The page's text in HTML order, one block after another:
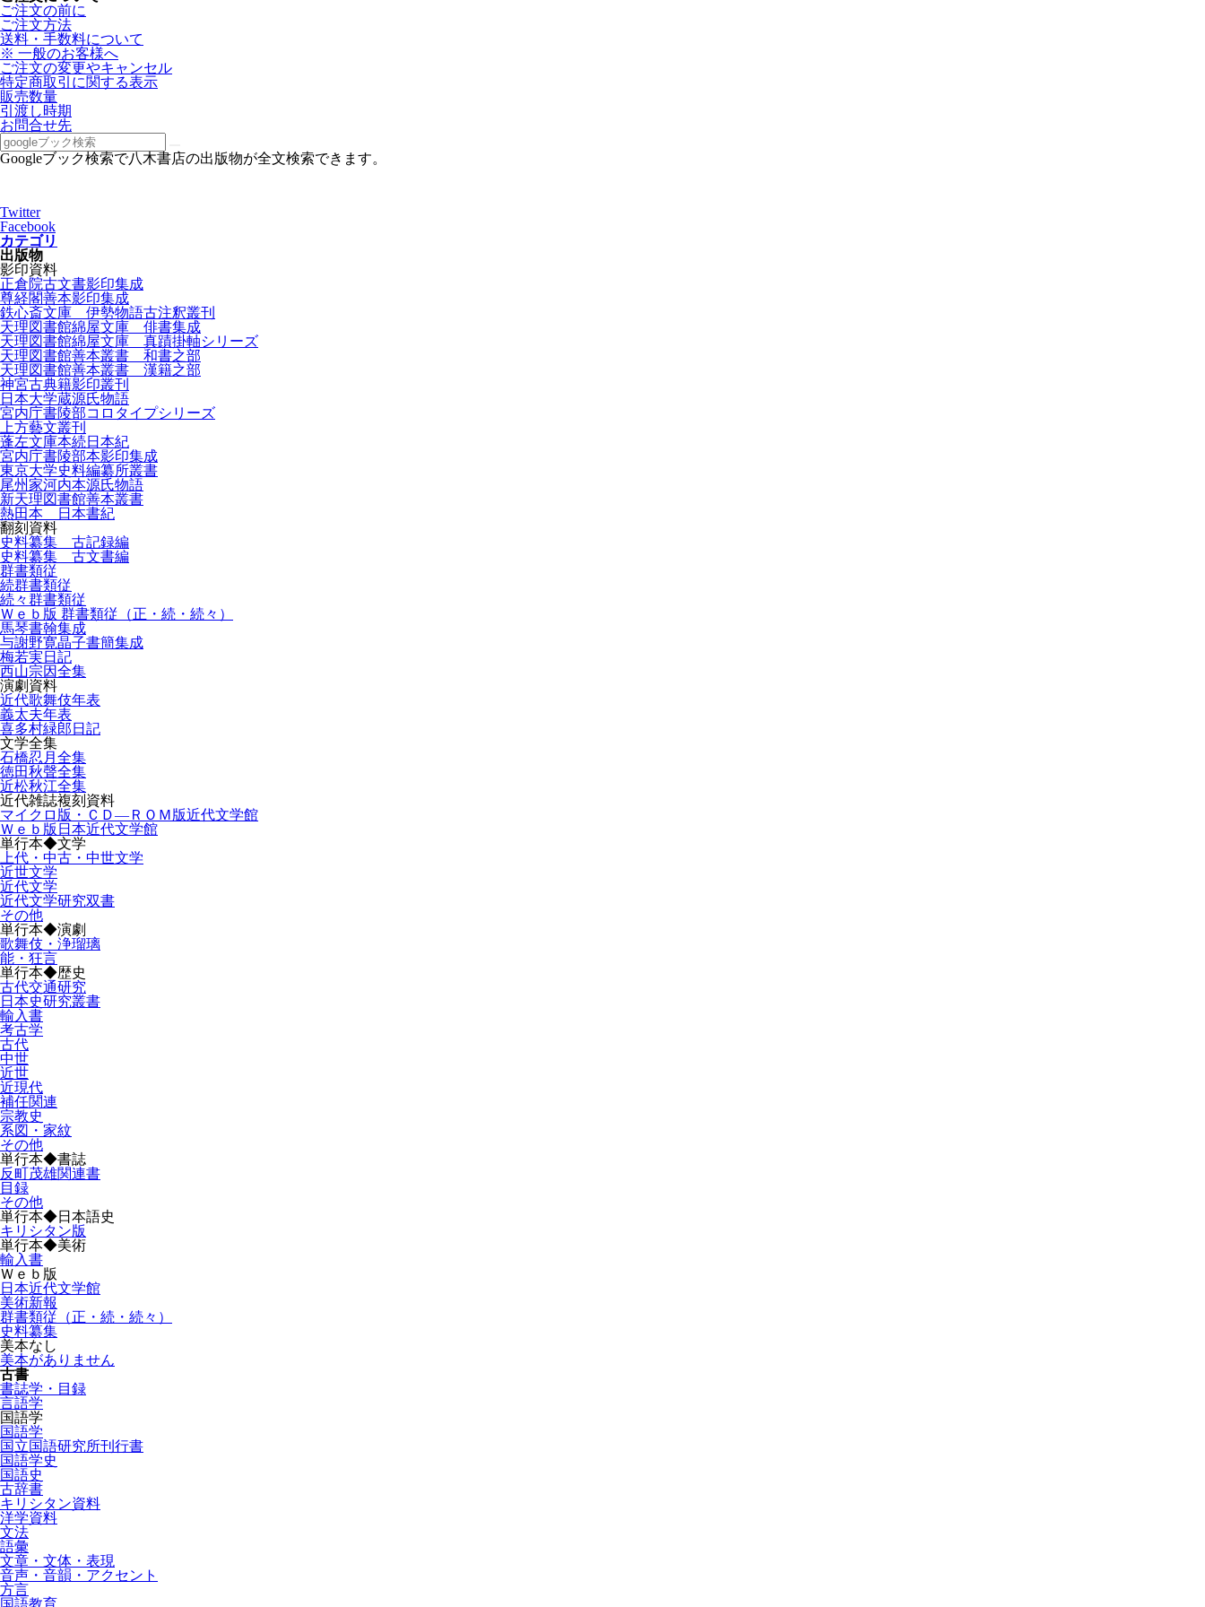
ご注文の前に
ご注文方法
送料・手数料について
※ 一般のお客様へ
ご注文の変更やキャンセル
特定商取引に関する表示
販売数量
引渡し時期
お問合せ先
Googleブック検索で八木書店の出版物が全文検索できます。
Twitter
Facebook
カテゴリ
出版物
影印資料
正倉院古文書影印集成
尊経閣善本影印集成
鉄心斎文庫 伊勢物語古注釈叢刊
天理図書館綿屋文庫 俳書集成
天理図書館綿屋文庫 真蹟掛軸シリーズ
天理図書館善本叢書 和書之部
天理図書館善本叢書 漢籍之部
神宮古典籍影印叢刊
日本大学蔵源氏物語
宮内庁書陵部コロタイプシリーズ
上方藝文叢刊
蓬左文庫本続日本紀
宮内庁書陵部本影印集成
東京大学史料編纂所叢書
尾州家河内本源氏物語
新天理図書館善本叢書
熱田本 日本書紀
翻刻資料
史料纂集 古記録編
史料纂集 古文書編
群書類従
続群書類従
続々群書類従
Ｗｅｂ版 群書類従（正・続・続々）
馬琴書翰集成
与謝野寛晶子書簡集成
梅若実日記
西山宗因全集
演劇資料
近代歌舞伎年表
義太夫年表
喜多村緑郎日記
文学全集
石橋忍月全集
徳田秋聲全集
近松秋江全集
近代雑誌複刻資料
マイクロ版・ＣＤ―ＲＯＭ版近代文学館
Ｗｅｂ版日本近代文学館
単行本◆文学
上代・中古・中世文学
近世文学
近代文学
近代文学研究双書
その他
単行本◆演劇
歌舞伎・浄瑠璃
能・狂言
単行本◆歴史
古代交通研究
日本史研究叢書
輸入書
考古学
古代
中世
近世
近現代
補任関連
宗教史
系図・家紋
その他
単行本◆書誌
反町茂雄関連書
目録
その他
単行本◆日本語史
キリシタン版
単行本◆美術
輸入書
Ｗｅｂ版
日本近代文学館
美術新報
群書類従（正・続・続々）
史料纂集
美本なし
美本がありません
古書
書誌学・目録
言語学
国語学
国語学
国立国語研究所刊行書
国語学史
国語史
古辞書
キリシタン資料
洋学資料
文法
語彙
文章・文体・表現
音声・音韻・アクセント
方言
国語教育